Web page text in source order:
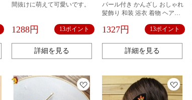
間抜けに萌えて可愛いです。
1288円 13ポイント
詳細を見る
パール付き かんざし おしゃれ
髪飾り 和装 浴衣 着物 ヘアア
簪 まとめ髪 お土産 プレゼント
1327円 13ポイント
詳細を見る